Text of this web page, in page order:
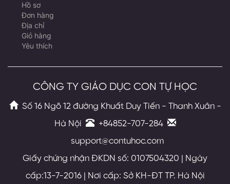
Hồ sơ
Đơn hàng
Địa chỉ
Giỏ hàng
Yêu thích
CÔNG TY GIÁO DỤC CON TỰ HỌC
Số 16 Ngõ 12 đường Khuất Duy Tiến - Thanh Xuân -
Hà Nội
+84852-707-284
support@contuhoc.com
Giấy chứng nhận ĐKDN số: 0107504320 | Ngày
cấp:13-7-2016 | Nơi cấp: Sở KH-ĐT TP. Hà Nội